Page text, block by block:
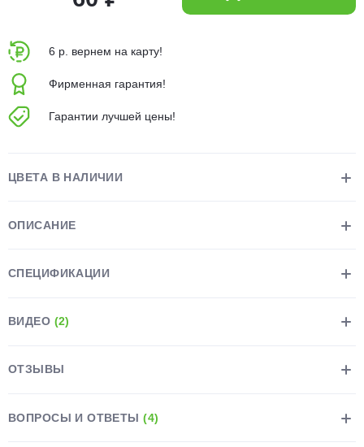
6 р. вернем на карту!
Фирменная гарантия!
Гарантии лучшей цены!
ЦВЕТА В НАЛИЧИИ
ОПИСАНИЕ
СПЕЦИФИКАЦИИ
ВИДЕО (2)
ОТЗЫВЫ
ВОПРОСЫ И ОТВЕТЫ(4)
8 800 302-02-51